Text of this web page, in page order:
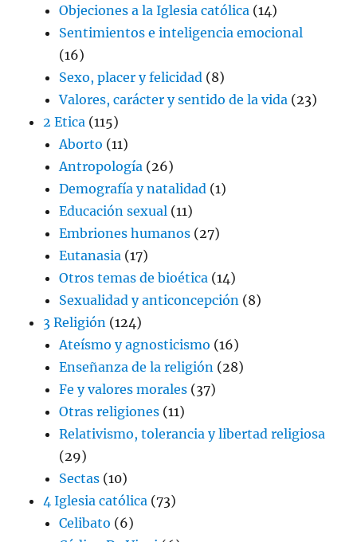
Objeciones a la Iglesia católica (14)
Sentimientos e inteligencia emocional
(16)
Sexo, placer y felicidad (8)
Valores, carácter y sentido de la vida (23)
2 Etica (115)
Aborto (11)
Antropología (26)
Demografía y natalidad (1)
Educación sexual (11)
Embriones humanos (27)
Eutanasia (17)
Otros temas de bioética (14)
Sexualidad y anticoncepción (8)
3 Religión (124)
Ateísmo y agnosticismo (16)
Enseñanza de la religión (28)
Fe y valores morales (37)
Otras religiones (11)
Relativismo, tolerancia y libertad religiosa
(29)
Sectas (10)
4 Iglesia católica (73)
Celibato (6)